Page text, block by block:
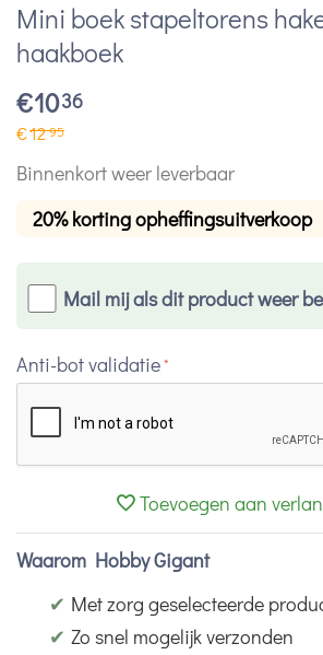
Mini boek stapeltorens
haakboek
€1036
€1295
Binnenkort weer leverbaar
20% korting opheffingsuitverkoop
Mail mij als dit product weer
Anti-bot validatie
Toevoegen aan
Waarom Hobby Gigant
✔ Met zorg geselecteerde
✔ Zo snel mogelijk verzonden